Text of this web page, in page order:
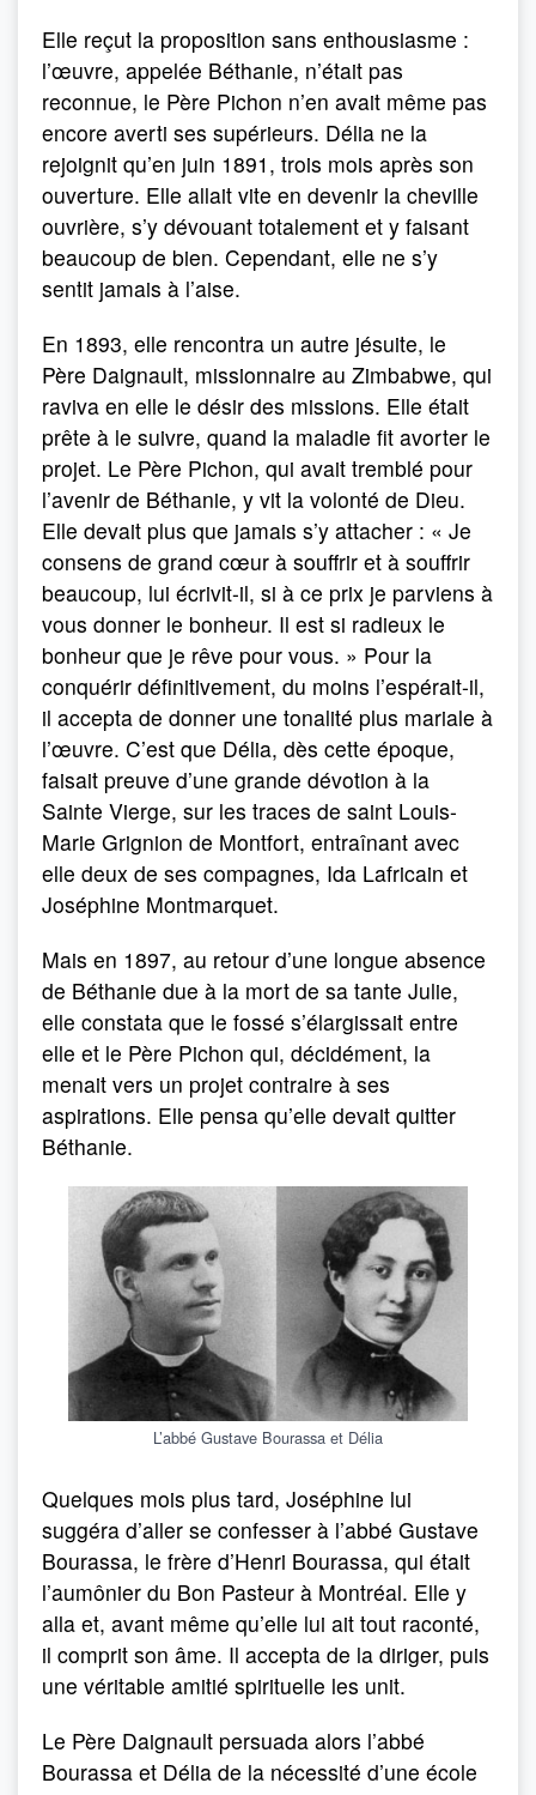
Elle reçut la proposition sans enthousiasme :
l’œuvre, appelée Béthanie, n’était pas
reconnue, le Père Pichon n’en avait même pas
encore averti ses supérieurs. Délia ne la
rejoignit qu’en juin 1891, trois mois après son
ouverture. Elle allait vite en devenir la cheville
ouvrière, s’y dévouant totalement et y faisant
beaucoup de bien. Cependant, elle ne s’y
sentit jamais à l’aise.
En 1893, elle rencontra un autre jésuite, le
Père Daignault, missionnaire au Zimbabwe, qui
raviva en elle le désir des missions. Elle était
prête à le suivre, quand la maladie fit avorter le
projet. Le Père Pichon, qui avait tremblé pour
l’avenir de Béthanie, y vit la volonté de Dieu.
Elle devait plus que jamais s’y attacher : « Je
consens de grand cœur à souffrir et à souffrir
beaucoup, lui écrivit-il, si à ce prix je parviens à
vous donner le bonheur. Il est si radieux le
bonheur que je rêve pour vous. » Pour la
conquérir définitivement, du moins l’espérait-il,
il accepta de donner une tonalité plus mariale à
l’œuvre. C’est que Délia, dès cette époque,
faisait preuve d’une grande dévotion à la
Sainte Vierge, sur les traces de saint Louis-
Marie Grignion de Montfort, entraînant avec
elle deux de ses compagnes, Ida Lafricain et
Joséphine Montmarquet.
Mais en 1897, au retour d’une longue absence
de Béthanie due à la mort de sa tante Julie,
elle constata que le fossé s’élargissait entre
elle et le Père Pichon qui, décidément, la
menait vers un projet contraire à ses
aspirations. Elle pensa qu’elle devait quitter
Béthanie.
L’abbé Gustave Bourassa et Délia
Quelques mois plus tard, Joséphine lui
suggéra d’aller se confesser à l’abbé Gustave
Bourassa, le frère d’Henri Bourassa, qui était
l’aumônier du Bon Pasteur à Montréal. Elle y
alla et, avant même qu’elle lui ait tout raconté,
il comprit son âme. Il accepta de la diriger, puis
une véritable amitié spirituelle les unit.
Le Père Daignault persuada alors l’abbé
Bourassa et Délia de la nécessité d’une école